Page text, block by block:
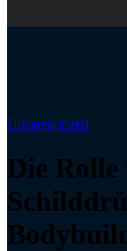
Uncategorized
Die Rolle